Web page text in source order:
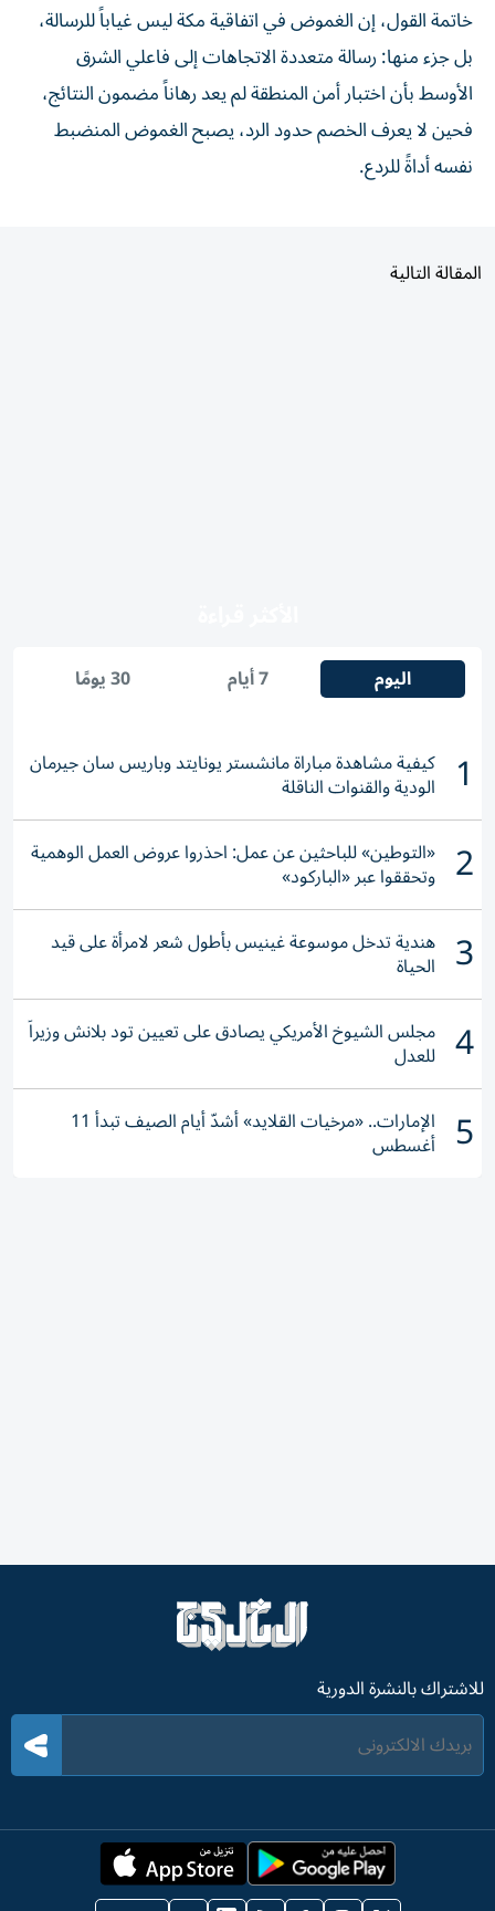
خاتمة القول، إن الغموض في اتفاقية مكة ليس غياباً للرسالة،
بل جزء منها: رسالة متعددة الاتجاهات إلى فاعلي الشرق
الأوسط بأن اختبار أمن المنطقة لم يعد رهاناً مضمون النتائج،
فحين لا يعرف الخصم حدود الرد، يصبح الغموض المنضبط
نفسه أداةً للردع.
المقالة التالية
اليوم 7 أيام 30 يومًا
1 كيفية مشاهدة مباراة مانشستر يونايتد وباريس سان جيرمان
الودية والقنوات الناقلة
2 «التوطين» للباحثين عن عمل: احذروا عروض العمل الوهمية
وتحققوا عبر «الباركود»
3 هندية تدخل موسوعة غينيس بأطول شعر لامرأة على قيد
الحياة
4 مجلس الشيوخ الأمريكي يصادق على تعيين تود بلانش وزيراً
للعدل
5 الإمارات.. «مرخيات القلايد» أشدّ أيام الصيف تبدأ 11
أغسطس
للاشتراك بالنشرة الدورية